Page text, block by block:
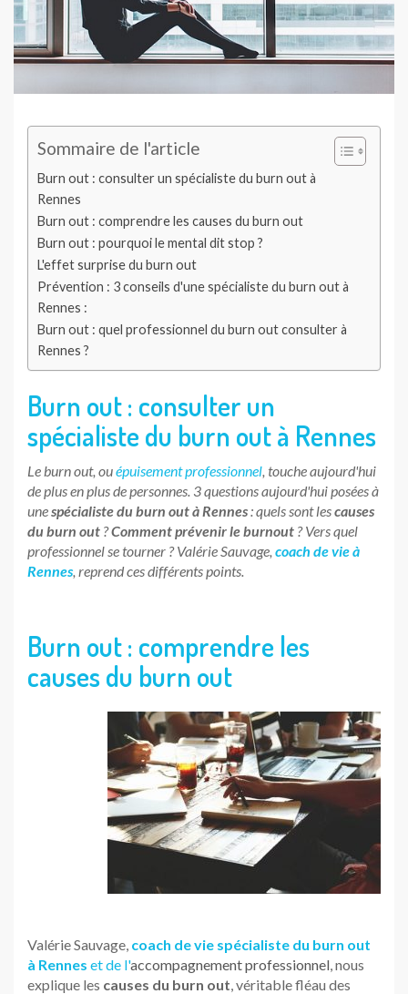
Sommaire de l'article
Burn out : consulter un spécialiste du burn out à
Rennes
Burn out : comprendre les causes du burn out
Burn out : pourquoi le mental dit stop ?
L'effet surprise du burn out
Prévention : 3 conseils d'une spécialiste du burn out à
Rennes :
Burn out : quel professionnel du burn out consulter à
Rennes ?
Burn out : consulter un
spécialiste du burn out à Rennes
Le burn out, ouépuisement professionnel , touche aujourd'hui
de plus en plus de personnes. 3 questions aujourd'hui posées à
une spécialiste du burn out à Rennes : quels sont lescauses
du burn out ?Comment prévenir le burnout ? Vers quel
professionnel se tourner ? Valérie Sauvage, coach de vie à
Rennes , reprend ces différents points.
Burn out : comprendre les
causes du burn out
Valérie Sauvage, coach de vie spécialiste du burn out
à Rennes et de l'accompagnement professionnel , nous
explique les causes du burn out , véritable fléau des